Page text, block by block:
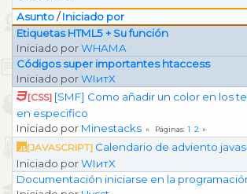
Asunto/Iniciado por
Etiquetas HTML5 + Su función
Iniciado porWHAMA
Códigos super importantes htaccess
Iniciado porWIитX
[CSS] [SMF] Como añadir un color en los
en especifico
Iniciado por Minestacks Páginas 1 2
[JAVASCRIPT] Calendario de adviento
Iniciado porWIитX
Documentación iniciarse en la